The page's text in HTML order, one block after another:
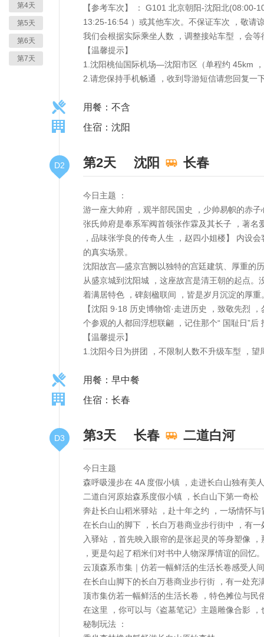
第4天
第5天
第6天
第7天
【参考车次】 ： G101 北京朝阳-沈阳北
13:25-16:54 ）或其他车次。不保证车次 ，敬请
我们会根据实际乘坐人数 ，调整接站车型 ，会
【温馨提示】
1.沈阳桃仙国际机场—沈阳市区（单程约 45km
2.请您保持手机畅通 ，收到导游短信请您回复一
用餐：不含
住宿：沈阳
D2 第2天 沈阳 长春
今日主题 ：
游一座大帅府 ，观半部民国史 ，少帅易帜的赤
张氏帅府是奉系军阀首领张作霖及其长子 ，著
，品味张学良的传奇人生 ，赵四小姐楼】 内设
的真实场景。
沈阳故宫—盛京宫阙以独特的宫廷建筑、厚重的
从盛京城到沈阳城 ，这座故宫是清王朝的起点
着满居特色 ，碑刻楹联间 ，皆是岁月沉淀的厚
【沈阳 9·18 历史博物馆·走进历史 ，致敬先烈
个参观的人都回浮想联翩 ，记住那个“ 国耻日”后
【温馨提示】
1.沈阳今日为拼团 ，不限制人数不升级车型 ，望
用餐：早中餐
住宿：长春
D3 第3天 长春 二道白河
今日主题
森呼吸漫步在 4A 度假小镇 ，走进长白山独有美
二道白河原始森系度假小镇 ，长白山下第一奇
奔赴长白山稻米驿站 ，赴十年之约 ，一场情怀
在长白山的脚下 ，长白万巷商业步行街中 ，有
入驿站 ，首先映入眼帘的是张起灵的等身塑像
，更是勾起了稻米们对书中人物深厚情谊的回忆。
云顶森系市集｜仿若一幅鲜活的生活长卷感受人
在长白山脚下的长白万巷商业步行街 ，有一处
顶市集仿若一幅鲜活的生活长卷 ，特色摊位与民
在这里 ，你可以与《盗墓笔记》主题雕像合影
秘制玩法 ：